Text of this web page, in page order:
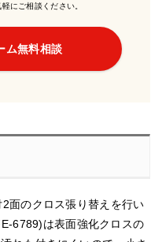
にご相談ください。
ム無料相談
面のクロス張り替えを行い
6789)は表面強化クロスの